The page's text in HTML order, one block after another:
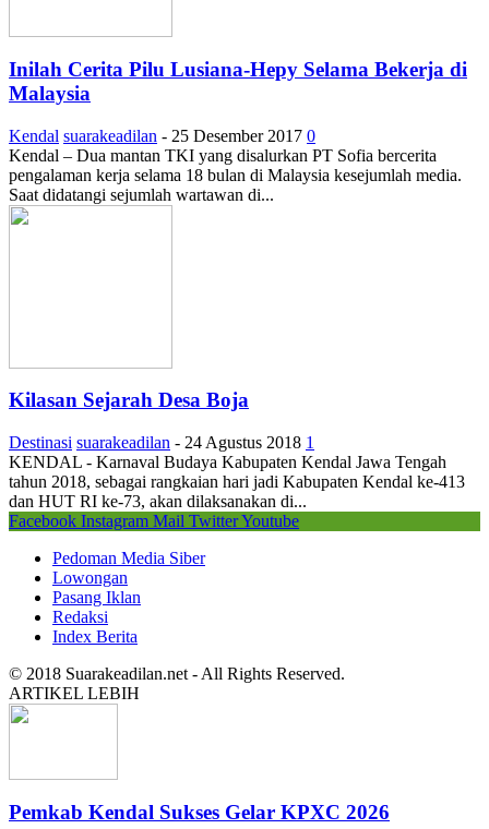
Inilah Cerita Pilu Lusiana-Hepy Selama Bekerja di
Malaysia
Kendal suarakeadilan - 25 Desember 2017 0
Kendal – Dua mantan TKI yang disalurkan PT Sofia bercerita
pengalaman kerja selama 18 bulan di Malaysia kesejumlah media.
Saat didatangi sejumlah wartawan di...
Kilasan Sejarah Desa Boja
Destinasi suarakeadilan - 24 Agustus 2018 1
KENDAL - Karnaval Budaya Kabupaten Kendal Jawa Tengah
tahun 2018, sebagai rangkaian hari jadi Kabupaten Kendal ke-413
dan HUT RI ke-73, akan dilaksanakan di...
Facebook Instagram Mail TwitterYoutube
Pedoman Media Siber
Lowongan
Pasang Iklan
Redaksi
Index Berita
© 2018 Suarakeadilan.net - All Rights Reserved.
ARTIKEL LEBIH
Pemkab Kendal Sukses Gelar KPXC 2026